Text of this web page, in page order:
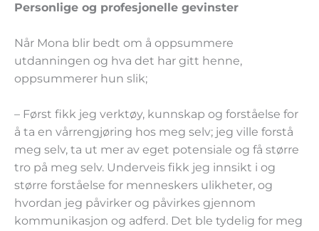
Personlige og profesjonelle gevinster
Når Mona blir bedt om å oppsummere
utdanningen og hva det har gitt henne,
oppsummerer hun slik;
– Først fikk jeg verktøy, kunnskap og forståelse for
å ta en vårrengjøring hos meg selv; jeg ville forstå
meg selv, ta ut mer av eget potensiale og få større
tro på meg selv. Underveis fikk jeg innsikt i og
større forståelse for menneskers ulikheter, og
hvordan jeg påvirker og påvirkes gjennom
kommunikasjon og adferd. Det ble tydelig for meg